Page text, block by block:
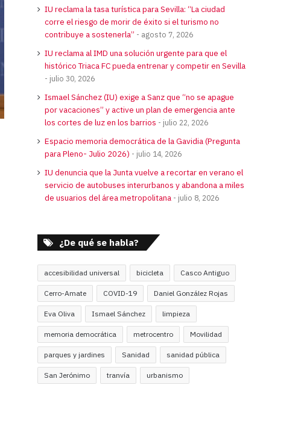
IU reclama la tasa turística para Sevilla: “La ciudad
corre el riesgo de morir de éxito si el turismo no
contribuye a sostenerla”
agosto 7, 2026
IU reclama al IMD una solución urgente para que el
histórico Triaca FC pueda entrenar y competir en Sevilla
julio 30, 2026
Ismael Sánchez (IU) exige a Sanz que “no se apague
por vacaciones” y active un plan de emergencia ante
los cortes de luz en los barrios
julio 22, 2026
Espacio memoria democrática de la Gavidia (Pregunta
para Pleno- Julio 2026)
julio 14, 2026
IU denuncia que la Junta vuelve a recortar en verano el
servicio de autobuses interurbanos y abandona a miles
de usuarios del área metropolitana
julio 8, 2026
¿De qué se habla?
accesibilidad universal bicicleta Casco Antiguo
Cerro-Amate COVID-19 Daniel González Rojas
Eva Oliva Ismael Sánchez limpieza
memoria democrática metrocentro Movilidad
parques y jardines Sanidad sanidad pública
San Jerónimo tranvía urbanismo